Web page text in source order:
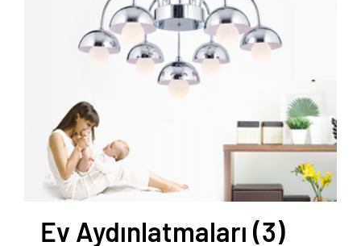
Ev Aydınlatmaları (3)